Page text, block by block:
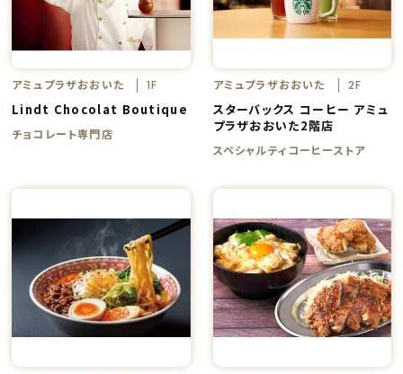
アミュプラザおおいた 1F
Lindt Chocolat Boutique
チョコレート専門店
アミュプラザおおいた 2F
スターバックス コーヒー アミュ
プラザおおいた2階店
スペシャルティコーヒーストア